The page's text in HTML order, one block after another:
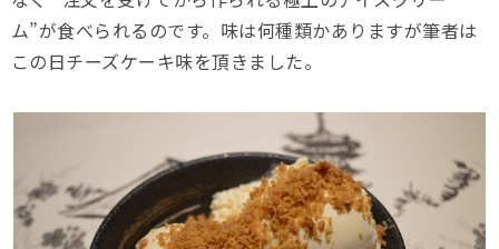
ム”が食べられるのです。味は何種類かありますが筆者は
この日チーズケーキ味を頂きました。